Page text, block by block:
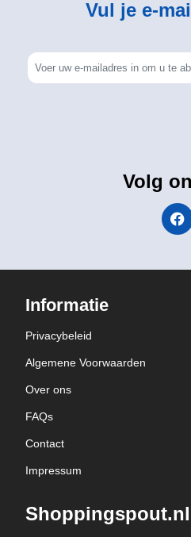
Vul je e-
Volg
Informatie
Privacybeleid
Algemene Voorwaarden
Over ons
FAQs
Contact
Impressum
Shoppingspout.nl